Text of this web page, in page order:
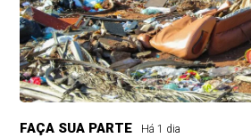
FAÇA SUA PARTE Há 1 dia